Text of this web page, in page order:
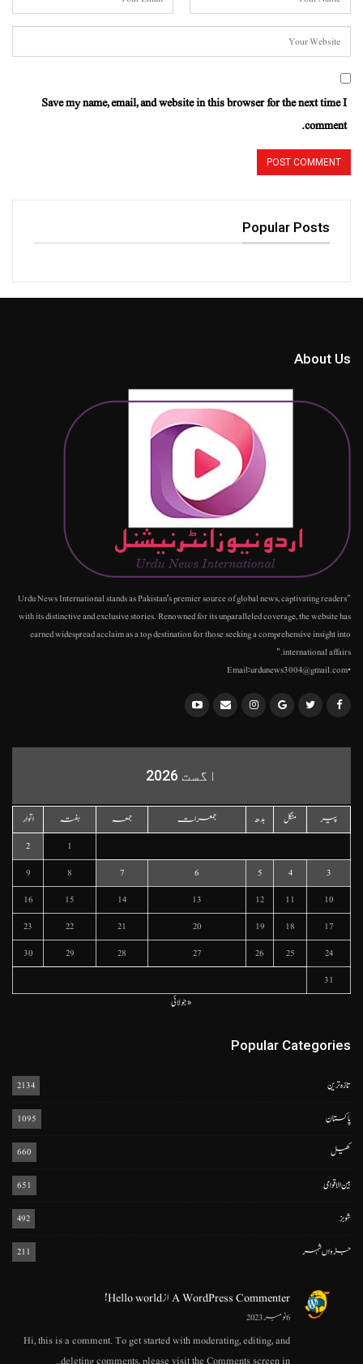
Save my name, email, and website in this browser for the next time I
comment.
Popular Posts
About Us
"Urdu News International stands as Pakistan's premier source of global news, captivating readers
with its distinctive and exclusive stories. Renowned for its unparalleled coverage, the website has
earned widespread acclaim as a top destination for those seeking a comprehensive insight into
international affairs."
•Email:urdunews3004@gmail.com
اگست 2026
پیر منگل بدھ جمعرات جمعہ ہفتہ
اتوار
1
2
3
4
5
6
7
8
9
10
11
12
13
14
15
16
17
18
19
20
21
22
23
24
25
26
27
28
29
30
31
« جولائی
Popular Categories
تازہ ترین 2134
پاکستان 1095
کھیل 660
بین الاقوامی 651
شوبز 492
جڑواں شہر 211
A WordPress CommenterازHello world!
6 نومبر 2023
Hi, this is a comment. To get started with moderating, editing, and